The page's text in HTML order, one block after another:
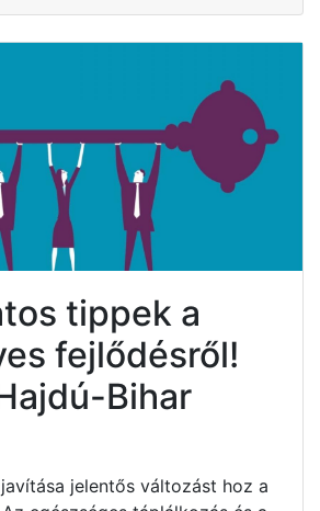
tippek a
fejlődésről!
Bihar
jelentős változást hoz a